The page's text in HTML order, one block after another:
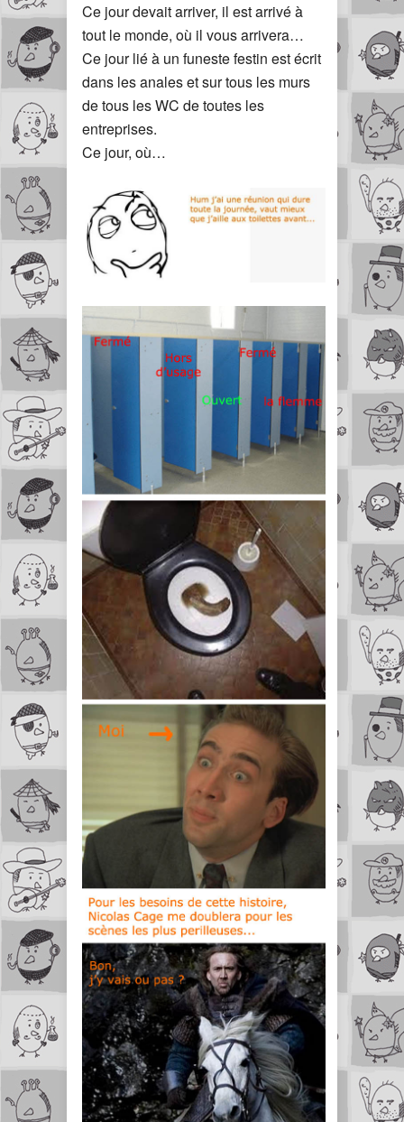
Ce jour devait arriver, il est arrivé à
tout le monde, où il vous arrivera…
Ce jour lié à un funeste festin est écrit
dans les anales et sur tous les murs
de tous les WC de toutes les
entreprises.
Ce jour, où…